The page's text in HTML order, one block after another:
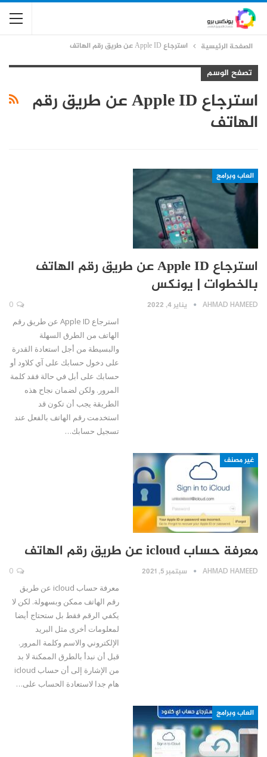
الصفحة الرئيسية استرجاع Apple ID عن طريق رقم الهاتف
تصفح الوسم
استرجاع Apple ID عن طريق رقم
الهاتف
العاب وبرامج
استرجاع Apple ID عن طريق رقم الهاتف
بالخطوات | يونكس
AHMAD HAMEED يناير 4, 2022
استرجاع Apple ID عن طريق رقم
الهاتف من الطرق السهلة
والبسيطة من أجل استعادة القدرة
على دخول حسابك على آي كلاود أو
حسابك على أبل في حالة فقد كلمة
المرور. ولكن لضمان نجاح هذه
الطريقة يجب أن تكون قد
استخدمت رقم الهاتف بالفعل عند
تسجيل حسابك…
غير مصنف
معرفة حساب icloud عن طريق رقم الهاتف
AHMAD HAMEED سبتمبر 5, 2021
معرفة حساب icloud عن طريق
رقم الهاتف ممكن وبسهولة. لكن لا
يكفي الرقم فقط بل ستحتاج أيضا
لمعلومات أخرى مثل البريد
الإلكتروني والاسم وكلمة المرور.
قبل أن نبدأ بالطرق الممكنة لا بد
من الإشارة إلى أن حساب icloud
هام جدا لاستعادة الحساب على…
العاب وبرامج